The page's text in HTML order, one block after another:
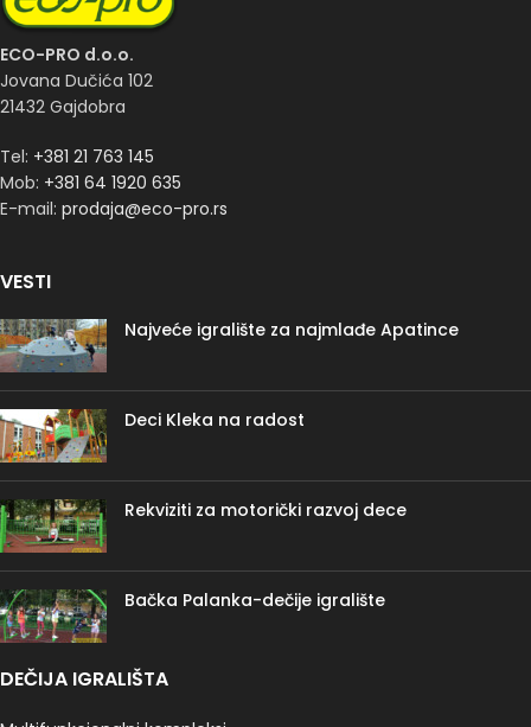
ECO-PRO d.o.o.
Jovana Dučića 102
21432 Gajdobra
Tel: +381 21 763 145
Mob: +381 64 1920 635
E-mail: prodaja@eco-pro.rs
VESTI
Najveće igralište za najmlađe Apatince
Deci Kleka na radost
Rekviziti za motorički razvoj dece
Bačka Palanka-dečije igralište
DEČIJA IGRALIŠTA